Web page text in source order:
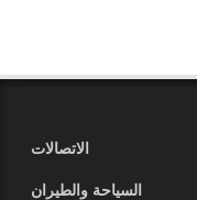
الاتصالات
السياحة والطيران